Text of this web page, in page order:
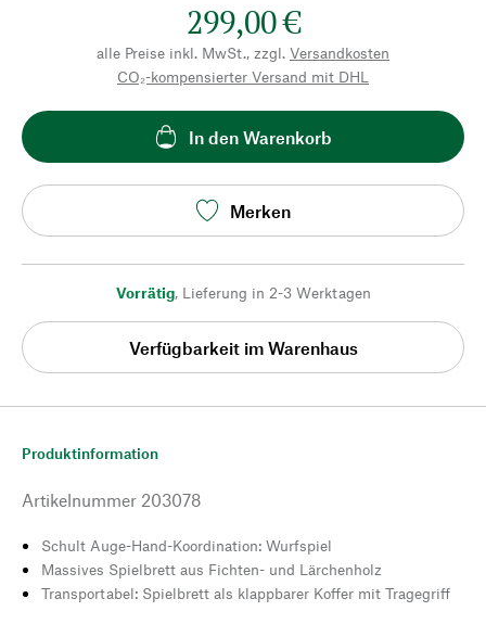
299,00 €
alle Preise inkl. MwSt., zzgl. Versandkosten
CO₂-kompensierter Versand mit DHL
In den Warenkorb
Merken
Vorrätig, Lieferung in 2-3 Werktagen
Verfügbarkeit im Warenhaus
Produktinformation
Artikelnummer 203078
Schult Auge-Hand-Koordination: Wurfspiel
Massives Spielbrett aus Fichten- und Lärchenholz
Transportabel: Spielbrett als klappbarer Koffer mit Tragegriff